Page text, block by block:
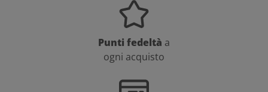
Punti fedeltà a
ogni acquisto